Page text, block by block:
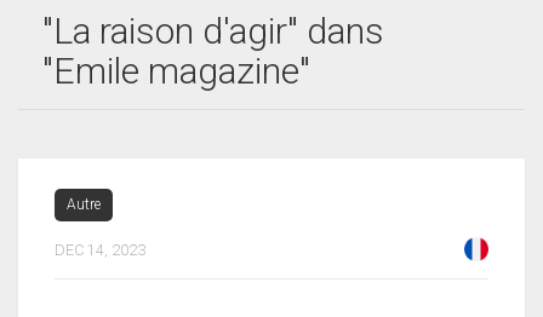
"La raison d'agir" dans
"Emile magazine"
Autre
DEC 14, 2023